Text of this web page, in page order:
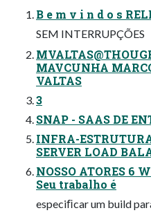
B e m v i n d o s
SEM INTERRUPÇÕES
MAVCUNHA
VALTAS
3
SNAP - SAAS DE
INFRA-
SERVER LOAD
NOSSO ATORES 6
Seu trabalho é
especiﬁcar um build